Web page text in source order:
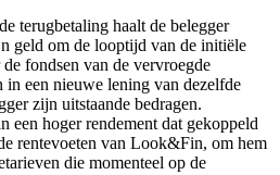
terugbetaling haalt de belegger
geld om de looptijd van de initiële
fondsen van de vervroegde
in een nieuwe lening van dezelfde
zijn uitstaande bedragen.
een hoger rendement dat gekoppeld
rentevoeten van Look&Fin, om hem
die momenteel op de